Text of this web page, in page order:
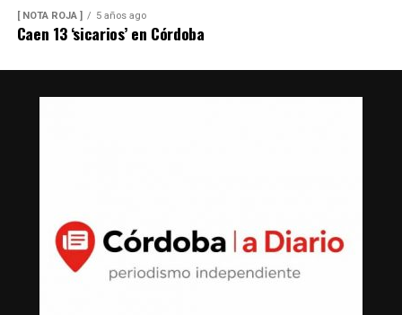
[ NOTA ROJA ] 5 años ago
Caen 13 ‘sicarios’ en Córdoba